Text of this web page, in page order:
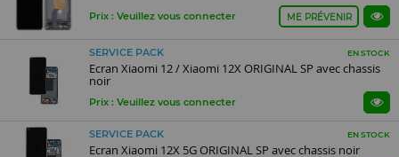
Prix : Veuillez vous connecter ME PRÉVENIR
SERVICE PACK EN STOCK
Ecran Xiaomi 12 / Xiaomi 12X ORIGINAL SP avec chassis
noir
Prix : Veuillez vous connecter
SERVICE PACK EN STOCK
Ecran Xiaomi 12X 5G ORIGINAL SP avec chassis noir